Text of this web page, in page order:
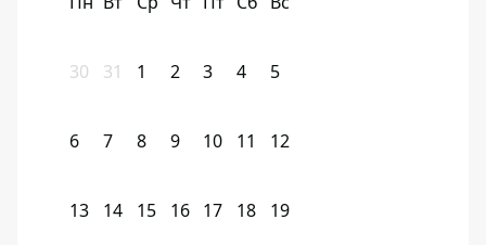
30 31 1 2 3 4 5
6 7 8 9 10 11 12
13 14 15 16 17 18 19